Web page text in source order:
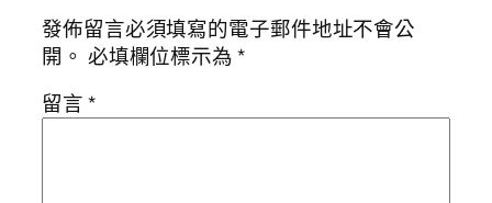
發佈留言必須填寫的電子郵件地址不會公
開。 必填欄位標示為*
留言*